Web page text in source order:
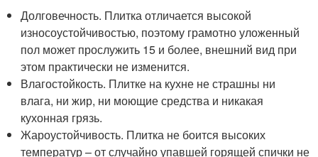
Долговечность. Плитка отличается высокой
износоустойчивостью, поэтому грамотно уложенный
пол может прослужить 15 и более, внешний вид при
этом практически не изменится.
Влагостойкость. Плитке на кухне не страшны ни
влага, ни жир, ни моющие средства и никакая
кухонная грязь.
Жароустойчивость. Плитка не боится высоких
температур – от случайно упавшей горящей спички не